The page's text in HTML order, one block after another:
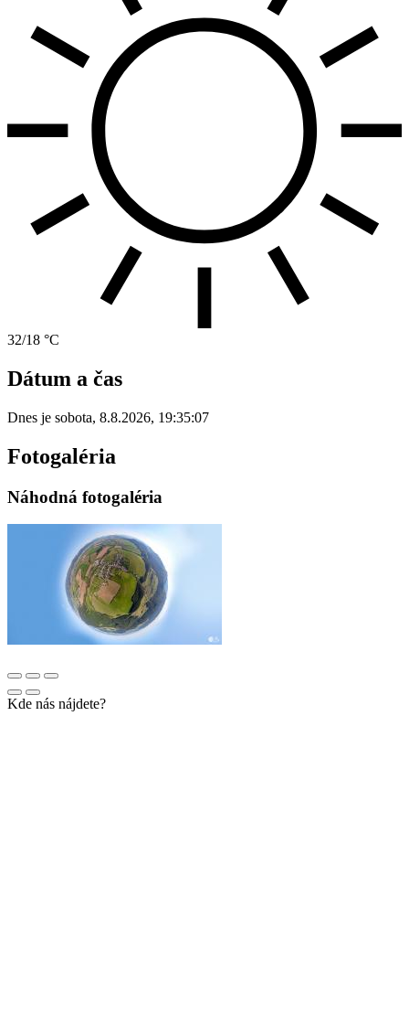
32/18 °C
Dátum a čas
Dnes je sobota, 8.8.2026, 19:35:07
Fotogaléria
Náhodná fotogaléria
Kde nás nájdete?